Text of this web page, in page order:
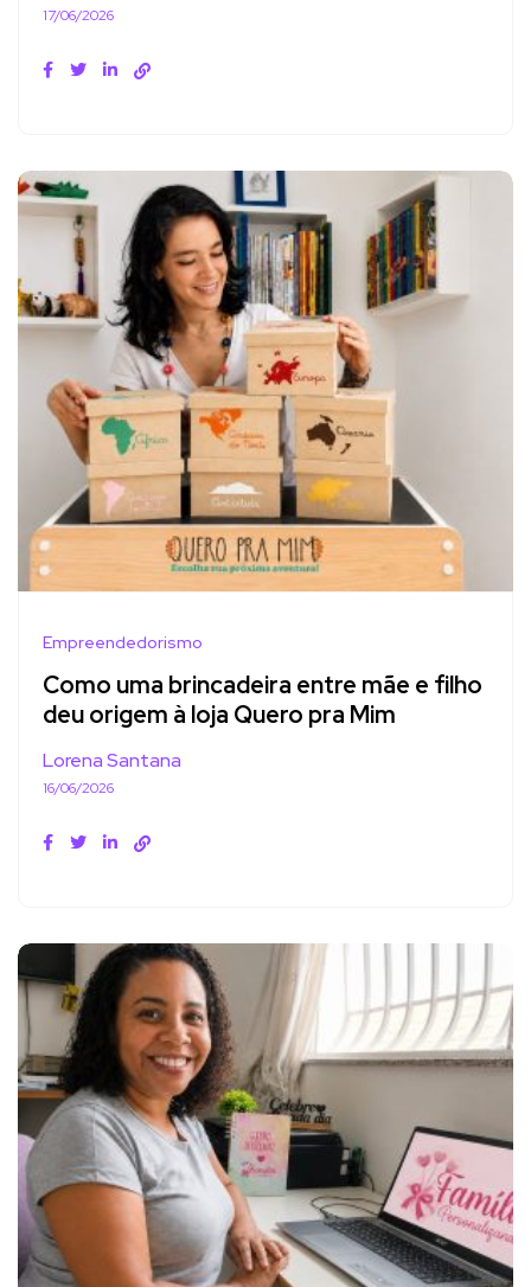
17/06/2026
Empreendedorismo
Como uma brincadeira entre mãe e filho
deu origem à loja Quero pra Mim
Lorena Santana
16/06/2026